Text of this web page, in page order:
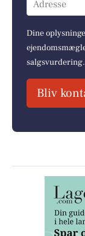
Adresse
Dine
salgsvurdering.
Bliv